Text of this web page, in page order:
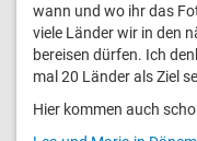
wann und wo ihr das
viele Länder wir in den
bereisen dürfen. Ich
mal 20 Länder als Ziel
Hier kommen auch